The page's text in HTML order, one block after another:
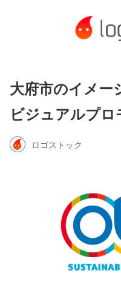
大府市のイメー
ビジュアルプロ
ロゴストック